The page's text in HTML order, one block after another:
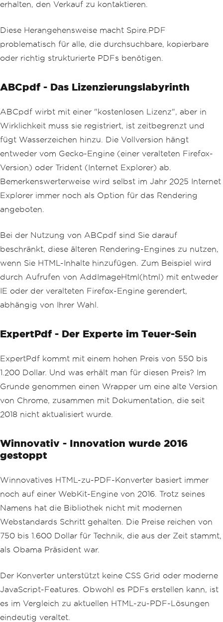
erhalten, den Verkauf zu kontaktieren.
Diese Herangehensweise macht Spire.PDF
problematisch für alle, die durchsuchbare, kopierbare
oder richtig strukturierte PDFs benötigen.
ABCpdf - Das Lizenzierungslabyrinth
ABCpdf wirbt mit einer "kostenlosen Lizenz", aber in
Wirklichkeit muss sie registriert, ist zeitbegrenzt und
fügt Wasserzeichen hinzu. Die Vollversion hängt
entweder vom Gecko-Engine (einer veralteten Firefox-
Version) oder Trident (Internet Explorer) ab.
Bemerkenswerterweise wird selbst im Jahr 2025 Internet
Explorer immer noch als Option für das Rendering
angeboten.
Bei der Nutzung von ABCpdf sind Sie darauf
beschränkt, diese älteren Rendering-Engines zu nutzen,
wenn Sie HTML-Inhalte hinzufügen. Zum Beispiel wird
durch Aufrufen von AddImageHtml(html) mit entweder
IE oder der veralteten Firefox-Engine gerendert,
abhängig von Ihrer Wahl.
ExpertPdf - Der Experte im Teuer-Sein
ExpertPdf kommt mit einem hohen Preis von 550 bis
1.200 Dollar. Und was erhält man für diesen Preis? Im
Grunde genommen einen Wrapper um eine alte Version
von Chrome, zusammen mit Dokumentation, die seit
2018 nicht aktualisiert wurde.
Winnovativ - Innovation wurde 2016
gestoppt
Winnovatives HTML-zu-PDF-Konverter basiert immer
noch auf einer WebKit-Engine von 2016. Trotz seines
Namens hat die Bibliothek nicht mit modernen
Webstandards Schritt gehalten. Die Preise reichen von
750 bis 1.600 Dollar für Technik, die aus der Zeit stammt,
als Obama Präsident war.
Der Konverter unterstützt keine CSS Grid oder moderne
JavaScript-Features. Obwohl es PDFs erstellen kann, ist
es im Vergleich zu aktuellen HTML-zu-PDF-Lösungen
eindeutig veraltet.